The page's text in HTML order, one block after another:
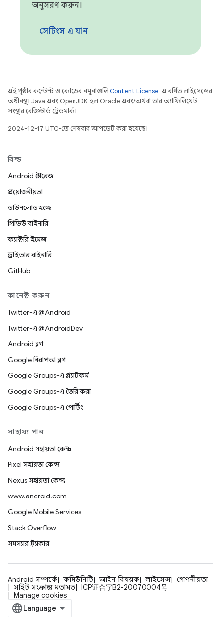
অনুসরণ করুন।
সেটিংস এ যান
এই পৃষ্ঠার কন্টেন্ট ও কোডের নমুনাগুলিContent License-এ বর্ণিত লাইসেন্সের
অধীনস্থ। Java এবং OpenJDK হল Oracle এবং/অথবা তার অ্যাফিলিয়েট
সংস্থার রেজিস্টার্ড ট্রেডমার্ক।
2024-12-17 UTC-তে শেষবার আপডেট করা হয়েছে।
বিল্ড
Android স্টোরেজ
প্রয়োজনীয়তা
ডাউনলোড হচ্ছে
প্রিভিউ বাইনারি
ফ্যাক্টরি ইমেজ
ড্রাইভার বাইনারি
GitHub
কানেক্ট করুন
Twitter-এ @Android
Twitter-এ @AndroidDev
Android ব্লগ
Google নিরাপত্তা ব্লগ
Google Groups-এ প্ল্যাটফর্ম
Google Groups-এ তৈরি করা
Google Groups-এ পোর্টিং
সাহায্য পান
Android সহায়তা কেন্দ্র
Pixel সহায়তা কেন্দ্র
Nexus সহায়তা কেন্দ্র
www.android.com
Google Mobile Services
Stack Overflow
সমস্যার ট্র্যাকার
Android সম্পর্কে কমিউনিটি আইন বিষয়ক লাইসেন্স
গোপনীয়তা
সাইট সংক্রান্ত মতামত
ICP证合字B2-20070004号
Manage cookies